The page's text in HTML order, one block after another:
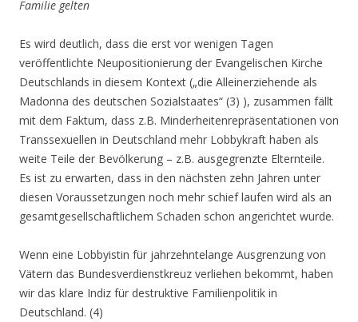
Familie gelten
Es wird deutlich, dass die erst vor wenigen Tagen
veröffentlichte Neupositionierung der Evangelischen Kirche
Deutschlands in diesem Kontext („die Alleinerziehende als
Madonna des deutschen Sozialstaates“ (3) ), zusammen fällt
mit dem Faktum, dass z.B. Minderheitenrepräsentationen von
Transsexuellen in Deutschland mehr Lobbykraft haben als
weite Teile der Bevölkerung – z.B. ausgegrenzte Elternteile.
Es ist zu erwarten, dass in den nächsten zehn Jahren unter
diesen Voraussetzungen noch mehr schief laufen wird als an
gesamtgesellschaftlichem Schaden schon angerichtet wurde.
Wenn eine Lobbyistin für jahrzehntelange Ausgrenzung von
Vätern das Bundesverdienstkreuz verliehen bekommt, haben
wir das klare Indiz für destruktive Familienpolitik in
Deutschland. (4)